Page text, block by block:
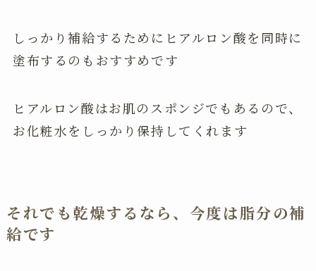
しっかり補給するためにヒアルロン酸を同時に
塗布するのもおすすめです
ヒアルロン酸はお肌のスポンジでもあるので、
お化粧水をしっかり保持してくれます
それでも乾燥するなら、今度は脂分の補
給です